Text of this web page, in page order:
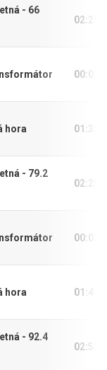
- 66
hora
- 79.2
hora
- 92.4